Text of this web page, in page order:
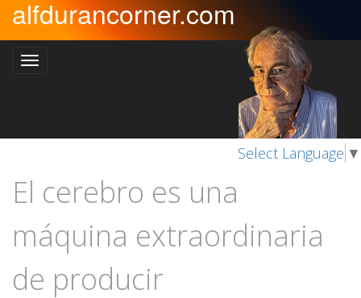
alfdurancorner.com
Select Language ▼
El cerebro es una
máquina extraordinaria
de producir